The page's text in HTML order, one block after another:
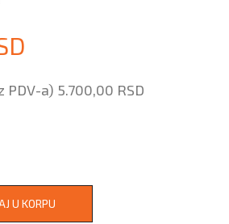
PDV-a) 5.700,00 RSD